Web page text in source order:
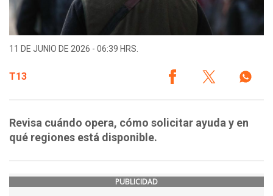
11 DE JUNIO DE 2026 - 06:39 HRS.
T13
Revisa cuándo opera, cómo solicitar ayuda y en
qué regiones está disponible.
PUBLICIDAD